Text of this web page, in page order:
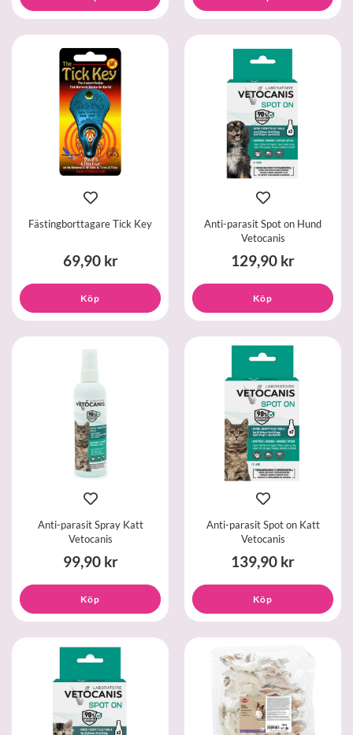
Fästingborttagare Tick Key
69,90 kr
Köp
Anti-parasit Spot on Hund
Vetocanis
129,90 kr
Köp
Anti-parasit Spray Katt
Vetocanis
99,90 kr
Köp
Anti-parasit Spot on Katt
Vetocanis
139,90 kr
Köp